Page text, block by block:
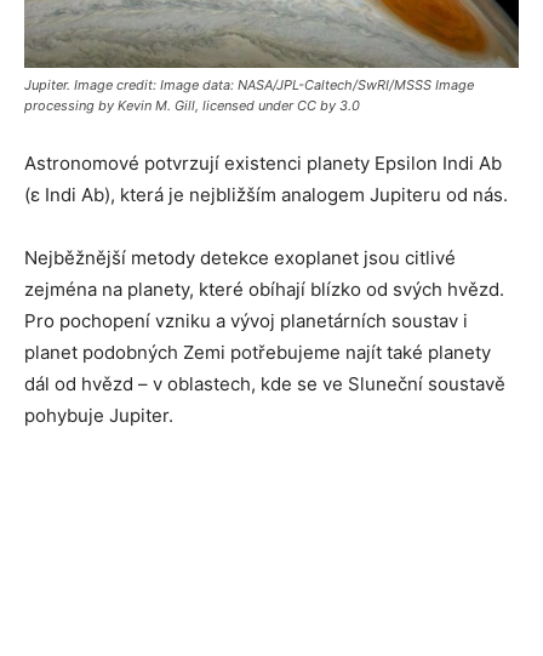
Jupiter. Image credit: Image data: NASA/JPL-Caltech/SwRI/MSSS Image
processing by Kevin M. Gill, licensed under CC by 3.0
Astronomové potvrzují existenci planety Epsilon Indi Ab
(ε Indi Ab), která je nejbližším analogem Jupiteru od nás.
Nejběžnější metody detekce exoplanet jsou citlivé
zejména na planety, které obíhají blízko od svých hvězd.
Pro pochopení vzniku a vývoj planetárních soustav i
planet podobných Zemi potřebujeme najít také planety
dál od hvězd – v oblastech, kde se ve Sluneční soustavě
pohybuje Jupiter.